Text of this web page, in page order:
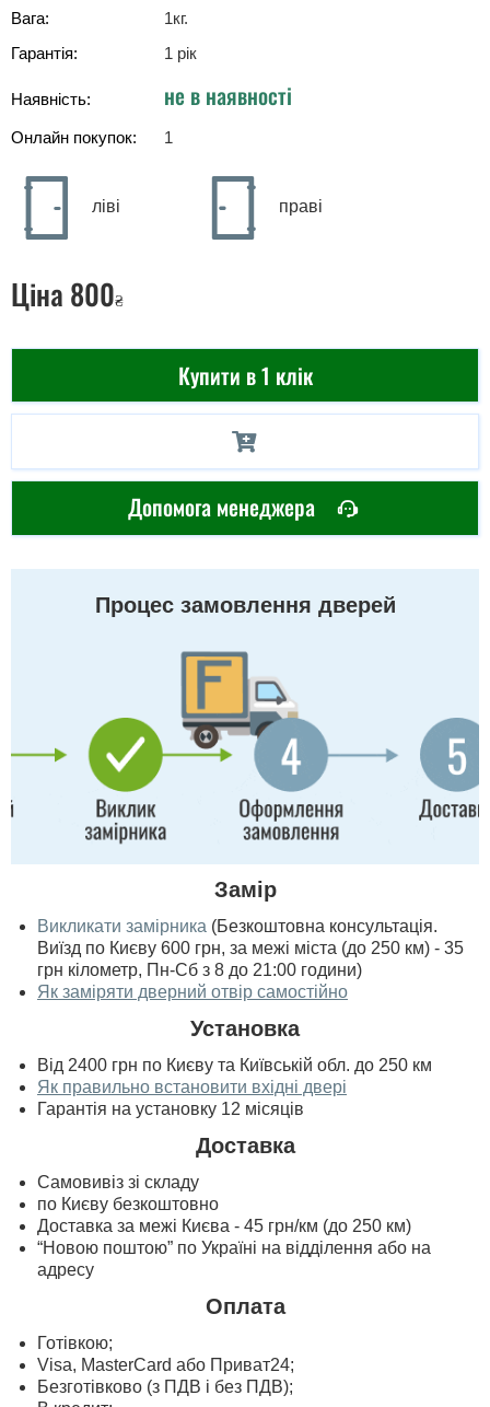
Вага:
1кг.
Гарантія:
1 рік
Наявність: не в наявності
Онлайн покупок: 1
ліві праві
Ціна 800₴
Купити в 1 клік
Допомога менеджера
Процес замовлення дверей
Замір
Викликати замірника (Безкоштовна консультація.
Виїзд по Києву 600 грн, за межі міста (до 250 км) - 35
грн кілометр, Пн-Сб з 8 до 21:00 години)
Як заміряти дверний отвір самостійно
Установка
Від 2400 грн по Києву та Київській обл. до 250 км
Як правильно встановити вхідні двері
Гарантія на установку 12 місяців
Доставка
Самовивіз зі складу
по Києву безкоштовно
Доставка за межі Києва - 45 грн/км (до 250 км)
“Новою поштою” по Україні на відділення або на
адресу
Оплата
Готівкою;
Visa, MasterСard або Приват24;
Безготівково (з ПДВ і без ПДВ);